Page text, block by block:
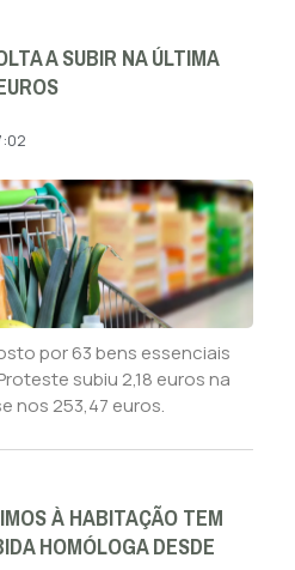
A SUBIR NA ÚLTIMA
por 63 bens essenciais
subiu 2,18 euros na
nos 253,47 euros.
À HABITAÇÃO TEM
HOMÓLOGA DESDE